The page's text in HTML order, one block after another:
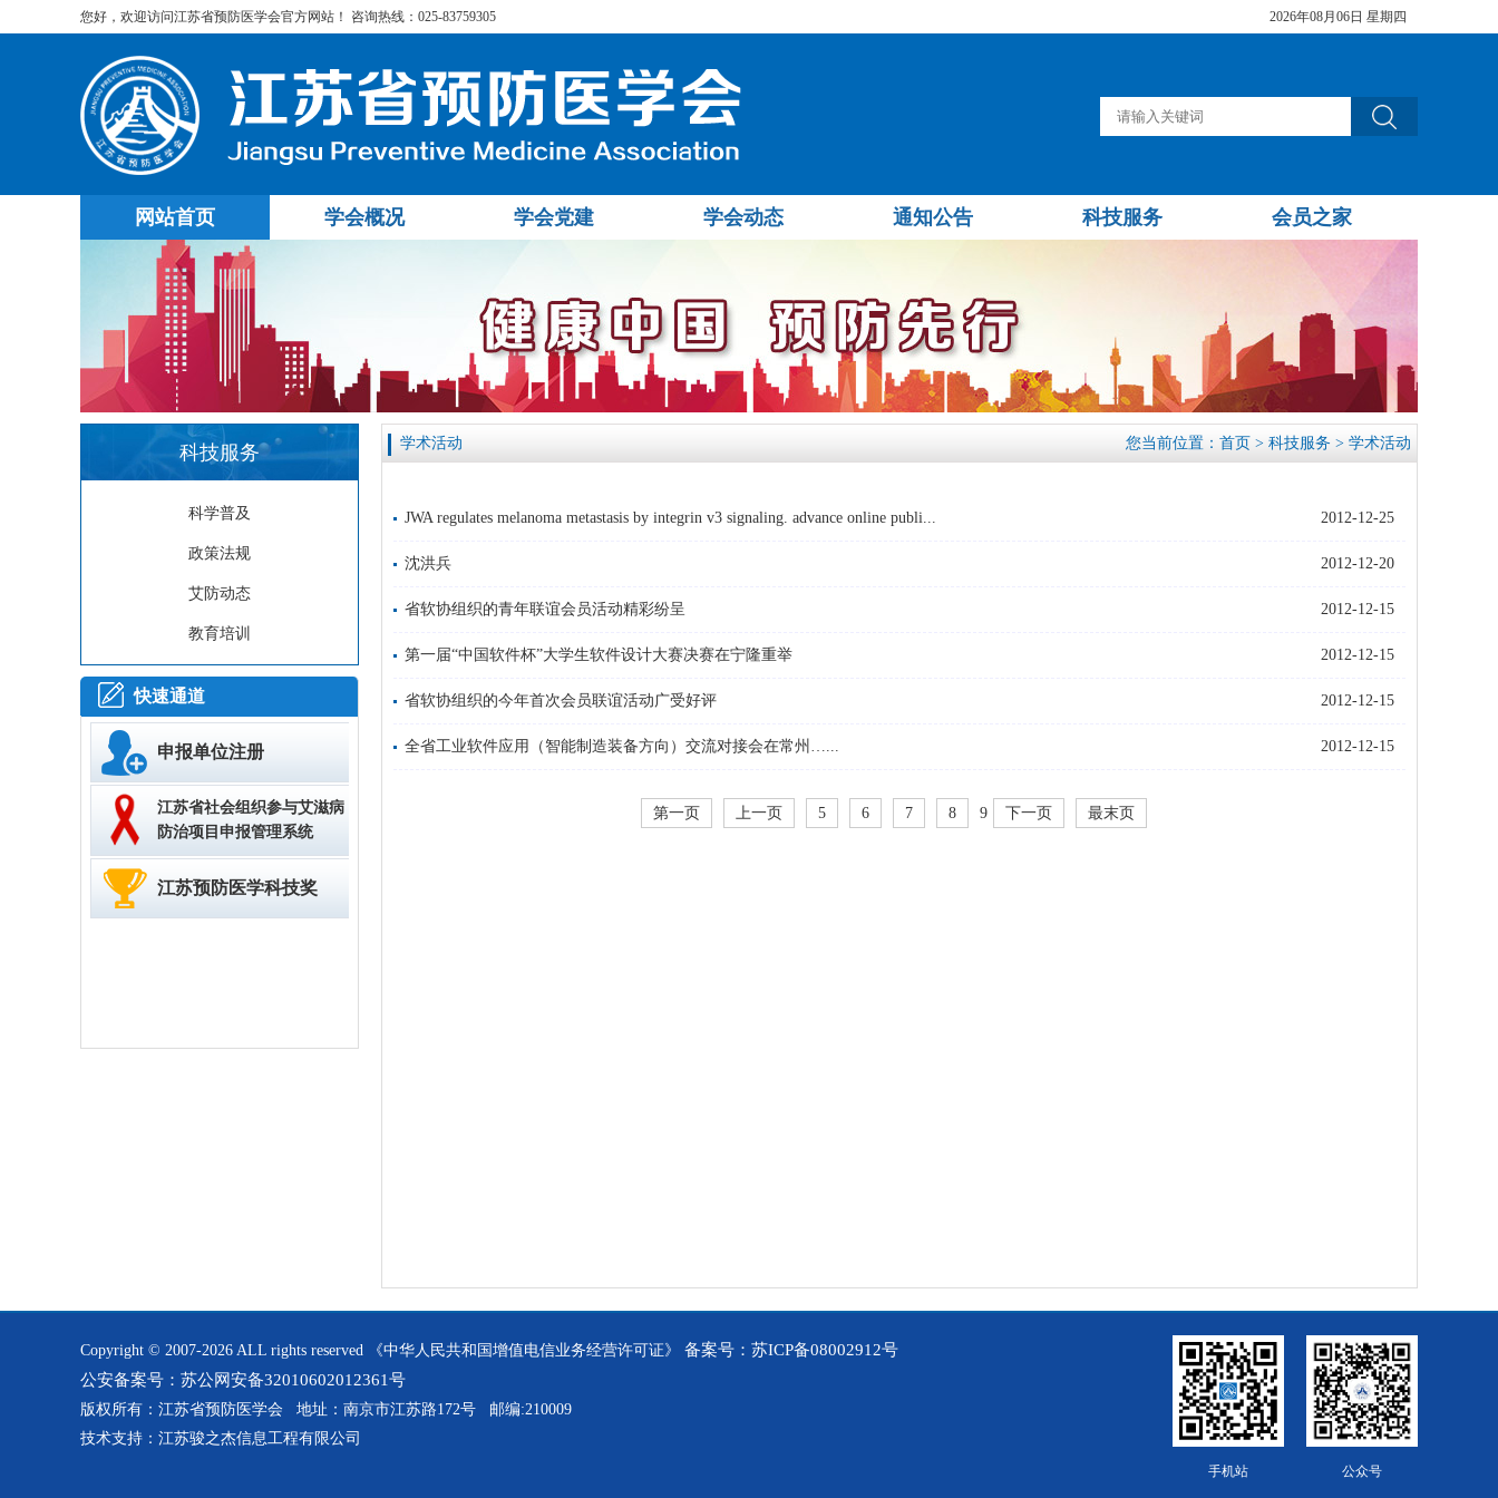
2026年08月06日 星期四
您好，欢迎访问江苏省预防医学会官方网站！ 咨询热线：025-83759305
网站首页 学会概况 学会党建 学会动态 通知公告 科技服务 会员之家
科技服务
科学普及
政策法规
艾防动态
教育培训
快速通道
申报单位注册
江苏省社会组织参与艾滋病
防治项目申报管理系统
江苏预防医学科技奖
您当前位置： 首页 > 科技服务 > 学术活动
学术活动
2012-12-25
JWA regulates melanoma metastasis by integrin v3 signaling. advance online publi...
2012-12-20
沈洪兵
2012-12-15
省软协组织的青年联谊会员活动精彩纷呈
2012-12-15
第一届“中国软件杯”大学生软件设计大赛决赛在宁隆重举
2012-12-15
省软协组织的今年首次会员联谊活动广受好评
2012-12-15
全省工业软件应用（智能制造装备方向）交流对接会在常州…...
第一页 上一页 5 6 7 8 9 下一页 最末页
Copyright © 2007-2026 ALL rights reserved 《中华人民共和国增值电信业务经营许可证》 备案号：苏ICP备08002912号
公安备案号：苏公网安备32010602012361号
版权所有：江苏省预防医学会 地址：南京市江苏路172号 邮编:210009
技术支持：江苏骏之杰信息工程有限公司
手机站 公众号